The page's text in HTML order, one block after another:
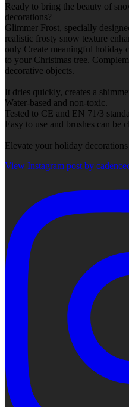
Ready to bring the beauty of
decorations?
Glimmer Frost, specially
realistic frosty snow texture
only Create meaningful holiday
to your Christmas tree.
decorative objects.
It dries quickly, creates a
Water-based and non-toxic.
Tested to CE and EN 71/3
Easy to use and brushes can be
Elevate your holiday
View Instagram post by